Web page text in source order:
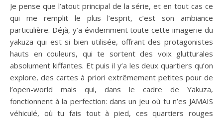
Je pense que l’atout principal de la série, et en tout cas ce
qui me remplit le plus l’esprit, c’est son ambiance
particulière. Déjà, y’a évidemment toute cette imagerie du
yakuza qui est si bien utilisée, offrant des protagonistes
hauts en couleurs, qui te sortent des voix glutturales
absolument kiffantes. Et puis il y’a les deux quartiers qu’on
explore, des cartes à priori extrêmement petites pour de
l’open-world mais qui, dans le cadre de Yakuza,
fonctionnent à la perfection: dans un jeu où tu n’es JAMAIS
véhiculé, où tu fais tout à pied, ces quartiers rouges